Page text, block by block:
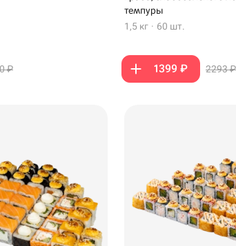
₽
темпуры
1,5 кг · 60 шт.
1399 ₽ 2293 ₽